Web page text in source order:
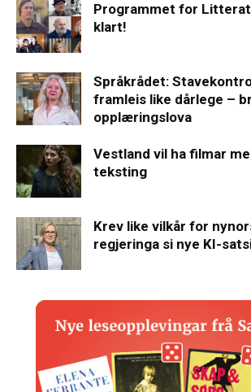
Programmet for
klart!
Språkrådet:
framleis like dårlege –
opplæringslova
Vestland vil ha filmar
teksting
Krev like vilkår for
regjeringa si nye KI-